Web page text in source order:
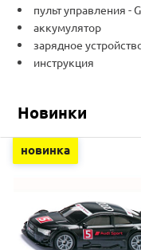
пульт управления -
аккумулятор
зарядное
инструкция
Новинки
новинка